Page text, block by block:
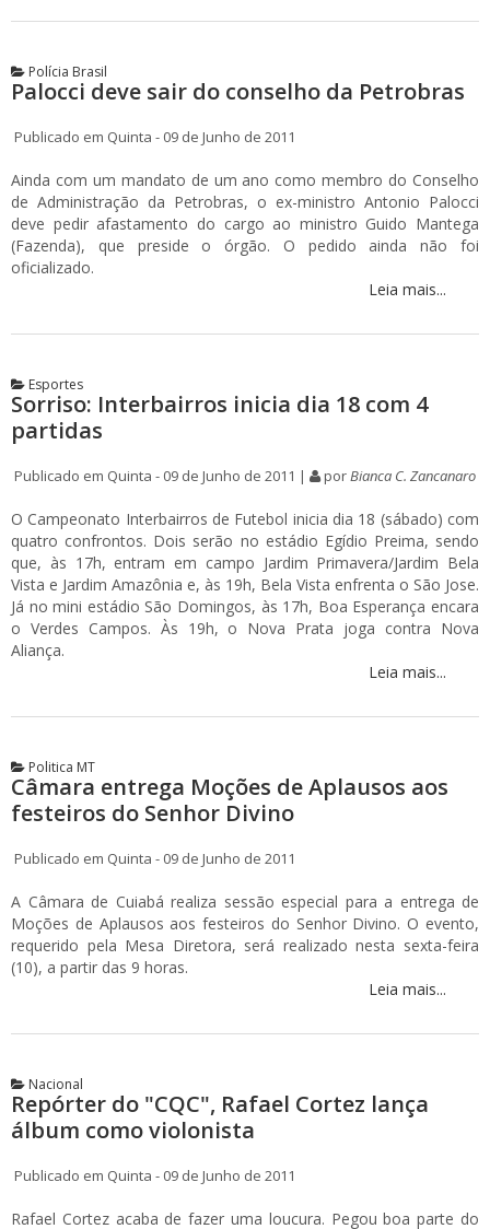
Polícia Brasil
Palocci deve sair do conselho da Petrobras
Publicado em Quinta - 09 de Junho de 2011
Ainda com um mandato de um ano como membro do Conselho
de Administração da Petrobras, o ex-ministro Antonio Palocci
deve pedir afastamento do cargo ao ministro Guido Mantega
(Fazenda), que preside o órgão. O pedido ainda não foi
oficializado.
Leia mais...
Esportes
Sorriso: Interbairros inicia dia 18 com 4
partidas
Publicado em Quinta - 09 de Junho de 2011 | porBianca C. Zancanaro
O Campeonato Interbairros de Futebol inicia dia 18 (sábado) com
quatro confrontos. Dois serão no estádio Egídio Preima, sendo
que, às 17h, entram em campo Jardim Primavera/Jardim Bela
Vista e Jardim Amazônia e, às 19h, Bela Vista enfrenta o São Jose.
Já no mini estádio São Domingos, às 17h, Boa Esperança encara
o Verdes Campos. Às 19h, o Nova Prata joga contra Nova
Aliança.
Leia mais...
Politica MT
Câmara entrega Moções de Aplausos aos
festeiros do Senhor Divino
Publicado em Quinta - 09 de Junho de 2011
A Câmara de Cuiabá realiza sessão especial para a entrega de
Moções de Aplausos aos festeiros do Senhor Divino. O evento,
requerido pela Mesa Diretora, será realizado nesta sexta-feira
(10), a partir das 9 horas.
Leia mais...
Nacional
Repórter do "CQC", Rafael Cortez lança
álbum como violonista
Publicado em Quinta - 09 de Junho de 2011
Rafael Cortez acaba de fazer uma loucura. Pegou boa parte do